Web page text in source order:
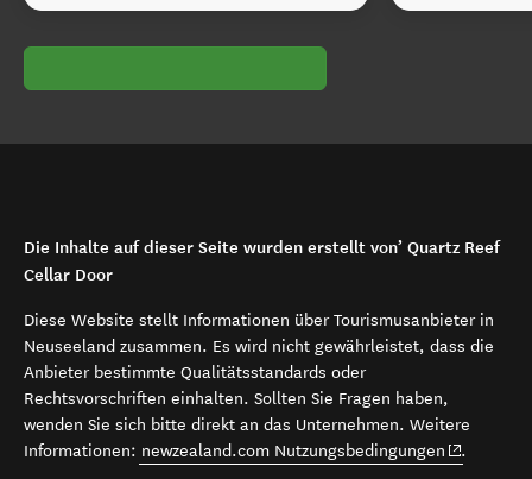
Die Inhalte auf dieser Seite wurden erstellt von’ Quartz Reef
Cellar Door
Diese Website stellt Informationen über Tourismusanbieter in
Neuseeland zusammen. Es wird nicht gewährleistet, dass die
Anbieter bestimmte Qualitätsstandards oder
Rechtsvorschriften einhalten. Sollten Sie Fragen haben,
wenden Sie sich bitte direkt an das Unternehmen. Weitere
Informationen: newzealand.com Nutzungsbedingungen (opens in
.